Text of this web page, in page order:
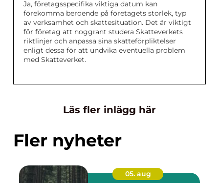
Ja, företagsspecifika viktiga datum kan
förekomma beroende på företagets storlek, typ
av verksamhet och skattesituation. Det är viktigt
för företag att noggrant studera Skatteverkets
riktlinjer och anpassa sina skatteförpliktelser
enligt dessa för att undvika eventuella problem
med Skatteverket.
Läs fler inlägg här
Fler nyheter
05. aug